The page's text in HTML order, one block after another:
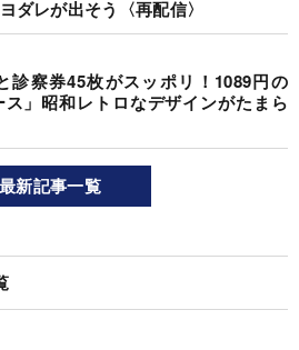
ダレが出そう〈再配信〉
診察券45枚がスッポリ！1089円の
ス」昭和レトロなデザインがたまら
最新記事一覧